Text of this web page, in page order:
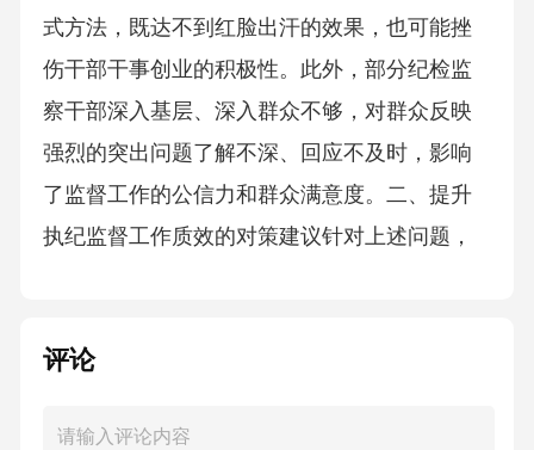
式方法，既达不到红脸出汗的效果，也可能挫
伤干部干事创业的积极性。此外，部分纪检监
察干部深入基层、深入群众不够，对群众反映
强烈的突出问题了解不深、回应不及时，影响
了监督工作的公信力和群众满意度。二、提升
执纪监督工作质效的对策建议针对上述问题，
度发力，推动执纪监督工作高质量发展。
评论